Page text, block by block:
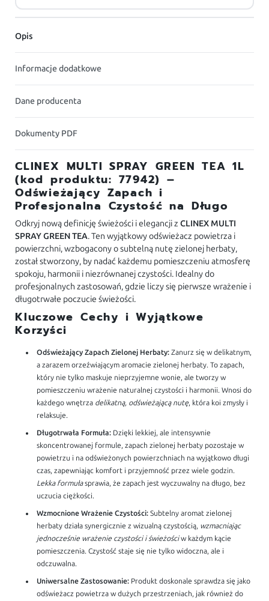
Opis
Informacje dodatkowe
Dane producenta
Dokumenty PDF
CLINEX MULTI SPRAY GREEN TEA 1L
(kod produktu: 77942) –
Odświeżający Zapach i
Profesjonalna Czystość na Długo
Odkryj nową definicję świeżości i elegancji zCLINEX MULTI
SPRAY GREEN TEA. Ten wyjątkowy odświeżacz powietrza i
powierzchni, wzbogacony o subtelną nutę zielonej herbaty,
został stworzony, by nadać każdemu pomieszczeniu atmosferę
spokoju, harmonii i niezrównanej czystości. Idealny do
profesjonalnych zastosowań, gdzie liczy się pierwsze wrażenie i
długotrwałe poczucie świeżości.
Kluczowe Cechy i Wyjątkowe
Korzyści
Odświeżający Zapach Zielonej Herbaty: Zanurz się w delikatnym,
a zarazem orzeźwiającym aromacie zielonej herbaty. To zapach,
który nie tylko maskuje nieprzyjemne wonie, ale tworzy w
pomieszczeniu wrażenie naturalnej czystości i harmonii. Wnosi do
każdego wnętrza delikatną, odświeżającą nutę, która koi zmysły i
relaksuje.
Długotrwała Formuła: Dzięki lekkiej, ale intensywnie
skoncentrowanej formule, zapach zielonej herbaty pozostaje w
powietrzu i na odświeżonych powierzchniach na wyjątkowo długi
czas, zapewniając komfort i przyjemność przez wiele godzin.
Lekka formułasprawia, że zapach jest wyczuwalny na długo, bez
uczucia ciężkości.
Wzmocnione Wrażenie Czystości: Subtelny aromat zielonej
herbaty działa synergicznie z wizualną czystością, wzmacniając
jednocześnie wrażenie czystości i świeżościw każdym kącie
pomieszczenia. Czystość staje się nie tylko widoczna, ale i
odczuwalna.
Uniwersalne Zastosowanie: Produkt doskonale sprawdza się jako
odświeżacz powietrza w dużych przestrzeniach, jak również do